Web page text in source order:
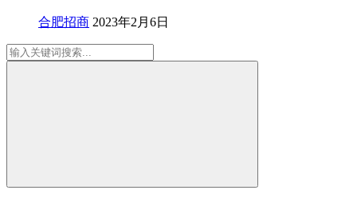
合肥招商 2023年2月6日